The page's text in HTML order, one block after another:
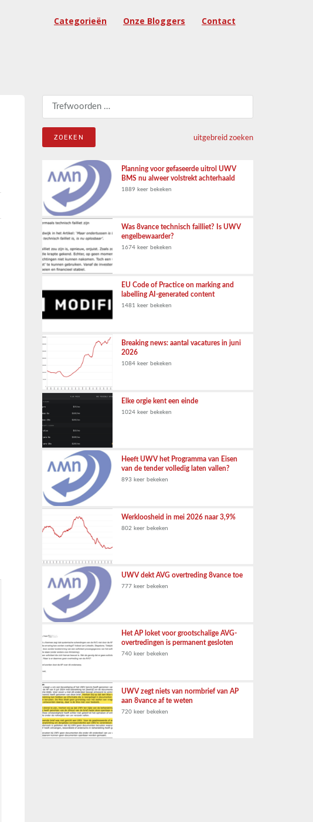
Categorieën Onze Bloggers Contact
Zoeken naar:
uitgebreid zoeken
Planning voor gefaseerde uitrol UWV
BMS nu alweer volstrekt achterhaald
1889 keer bekeken
Was 8vance technisch failliet? Is UWV
engelbewaarder?
1674 keer bekeken
EU Code of Practice on marking and
labelling AI-generated content
1481 keer bekeken
Breaking news: aantal vacatures in juni
2026
1084 keer bekeken
Elke orgie kent een einde
1024 keer bekeken
Heeft UWV het Programma van Eisen
van de tender volledig laten vallen?
893 keer bekeken
Werkloosheid in mei 2026 naar 3,9%
802 keer bekeken
UWV dekt AVG overtreding 8vance toe
777 keer bekeken
Het AP loket voor grootschalige AVG-
overtredingen is permanent gesloten
740 keer bekeken
UWV zegt niets van normbrief van AP
aan 8vance af te weten
720 keer bekeken